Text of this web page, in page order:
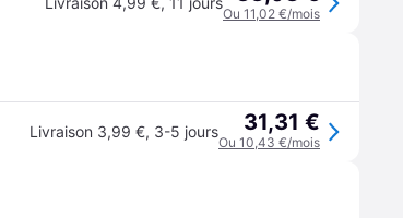
Ou 11,02 €/mois
Livraison 3,99 €, 3-5 jours 31,31 €
Ou 10,43 €/mois